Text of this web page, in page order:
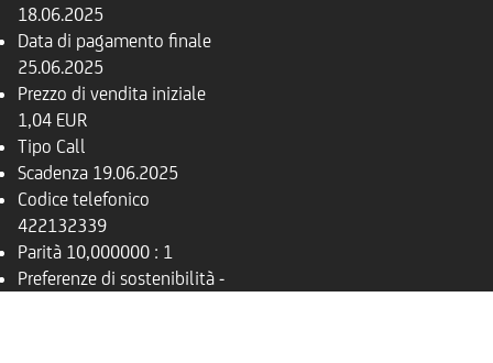
18.06.2025
Data di pagamento finale
25.06.2025
Prezzo di vendita iniziale
1,04 EUR
Tipo Call
Scadenza 19.06.2025
Codice telefonico
422132339
Parità 10,000000 : 1
Preferenze di sostenibilità -